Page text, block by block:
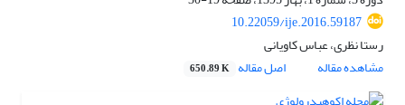
10.22059/ije.2016.59187
رستا نظری، عباس کاویانی
مشاهده مقاله
اصل مقاله 650.89 K